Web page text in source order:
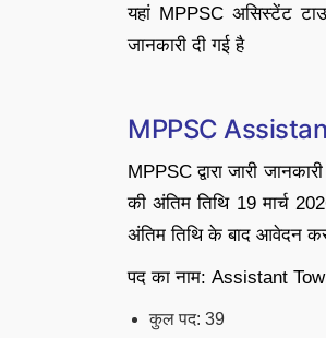
यहां MPPSC असिस्टेंट
जानकारी दी गई है
MPPSC
MPPSC द्वारा जारी
की अंतिम तिथि 19 मार्च
अंतिम तिथि के बाद आवेदन
पद का नाम: Assistant
कुल पद: 39